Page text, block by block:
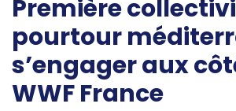
Première
pourtour
s’engager aux
WWF France